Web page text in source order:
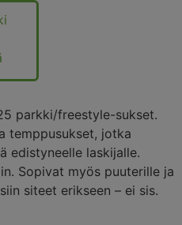
parkki/freestyle-sukset.
temppusukset, jotka
edistyneelle laskijalle.
Sopivat myös puuterille ja
siteet erikseen – ei sis.